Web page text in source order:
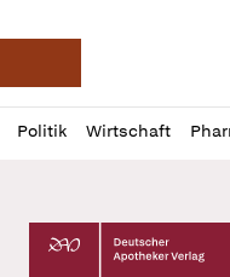
Deutsche
Politik Wirtschaft
Profil
öffnen
Daz
Pur
Deutscher Apotheker